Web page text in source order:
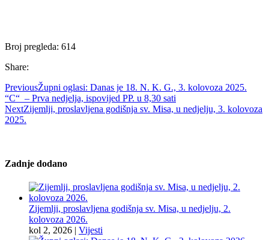
Broj pregleda: 614
Share:
PreviousŽupni oglasi: Danas je 18. N. K. G., 3. kolovoza 2025.
“C“ – Prva nedjelja, ispovijed PP. u 8,30 sati
NextZijemlji, proslavljena godišnja sv. Misa, u nedjelju, 3. kolovoza
2025.
Zadnje dodano
Zijemlji, proslavljena godišnja sv. Misa, u nedjelju, 2.
kolovoza 2026.
kol 2, 2026 | Vijesti